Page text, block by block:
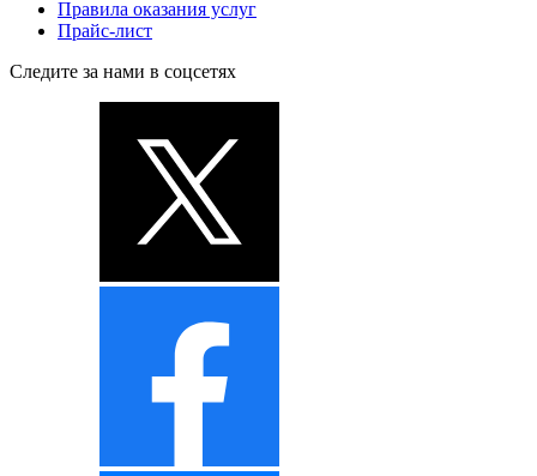
Правила оказания услуг
Прайс-лист
Следите за нами в соцсетях